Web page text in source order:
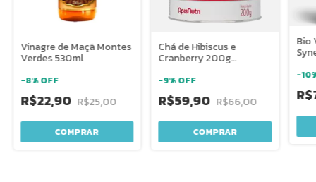
Vinagre de Maçã Montes
Verdes 530ml
-8%OFF
R$22,90 R$25,00
Chá de Hibiscus e
Cranberry 200g
-9%OFF
R$59,90 R$66,00
Bio
-10